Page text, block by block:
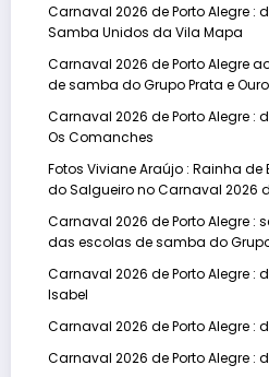
Carnaval 2026 de Porto Alegre :
Samba Unidos da Vila Mapa
Carnaval 2026 de Porto Alegre
de samba do Grupo Prata e Ouro
Carnaval 2026 de Porto Alegre :
Os Comanches
Fotos Viviane Araújo : Rainha
do Salgueiro no Carnaval 2026
Carnaval 2026 de Porto Alegre :
das escolas de samba do
Carnaval 2026 de Porto Alegre :
Isabel
Carnaval 2026 de Porto Alegre :
Carnaval 2026 de Porto Alegre :